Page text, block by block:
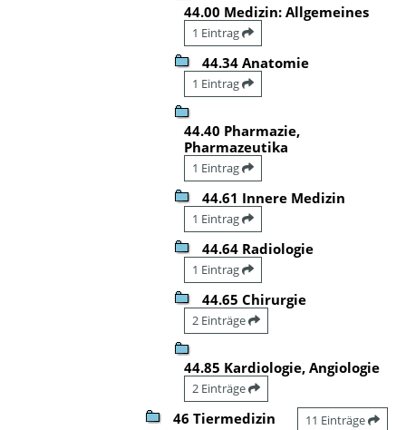
44.00 Medizin: Allgemeines
1 Eintrag
44.34 Anatomie
1 Eintrag
44.40 Pharmazie,
Pharmazeutika
1 Eintrag
44.61 Innere Medizin
1 Eintrag
44.64 Radiologie
1 Eintrag
44.65 Chirurgie
2 Einträge
44.85 Kardiologie, Angiologie
2 Einträge
46 Tiermedizin 11 Einträge